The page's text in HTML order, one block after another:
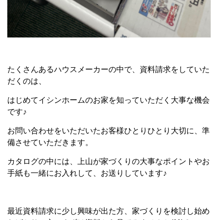
たくさんあるハウスメーカーの中で、資料請求をしていた
だくのは、
はじめてイシンホームのお家を知っていただく大事な機会
です♪
お問い合わせをいただいたお客様ひとりひとり大切に、準
備させていただきます。
カタログの中には、上山が家づくりの大事なポイントやお
手紙も一緒にお入れして、お送りしています♪
最近資料請求に少し興味が出た方、家づくりを検討し始め